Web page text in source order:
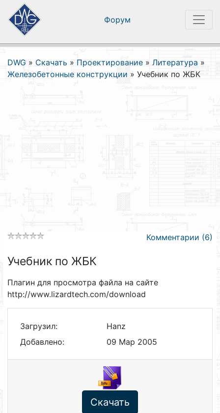
Форум
DWG » Скачать » Проектирование » Литература »
Железобетонные конструкции » Учебник по ЖБК
Комментарии (6)
Учебник по ЖБК
Плагин для просмотра файла на сайте
http://www.lizardtech.com/download
Загрузил:
Hanz
Добавлено:
09 Мар 2005
Скачать